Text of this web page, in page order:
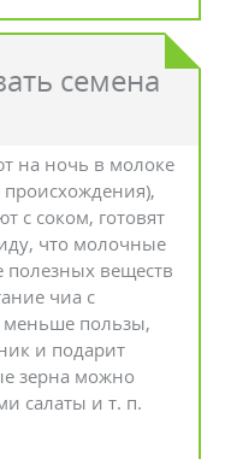
семена
на ночь в молоке
с соком, готовят
что молочные
веществ
чиа с
меньше пользы,
и подарит
зерна можно
салаты и т. п.